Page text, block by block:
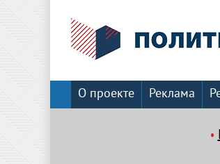
О проекте Реклама